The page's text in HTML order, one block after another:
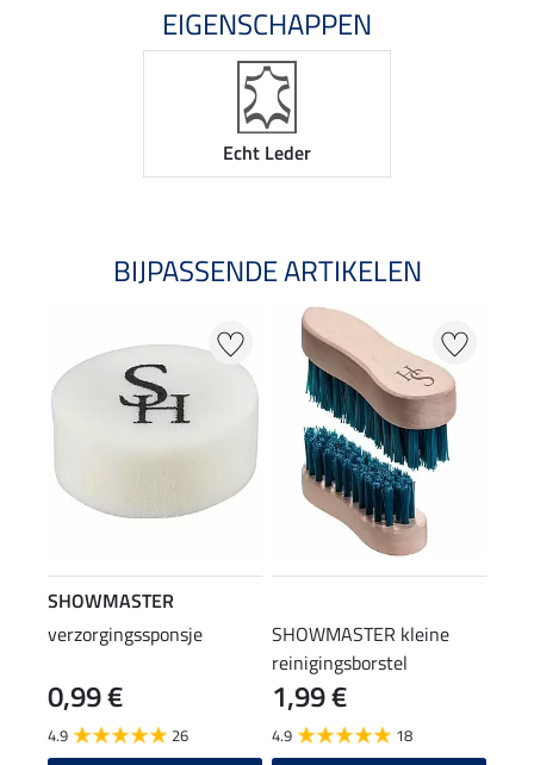
EIGENSCHAPPEN
Echt Leder
BIJPASSENDE ARTIKELEN
SHOWMASTER
verzorgingssponsje
0,99 €
4.9 26
SHOWMASTER kleine
reinigingsborstel
1,99 €
4.9 18